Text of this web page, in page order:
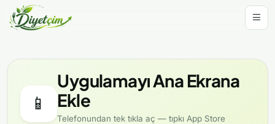
📱
Uygulamayı Ana Ekrana
Ekle
Telefonundan tek tıkla aç — tıpkı App Store